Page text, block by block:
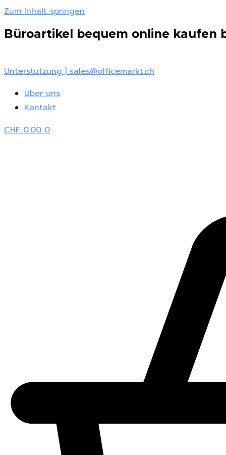
Zum Inhalt springen
Büroartikel bequem online kaufen
Unterstützung | sales@officemarkt.ch
Über uns
Kontakt
CHF0.00 0